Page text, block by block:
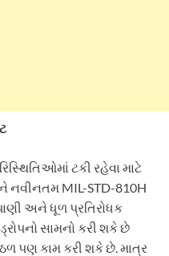
ટકી રહેવા માટે
નવીનતમ MIL-STD-810H
અને ધૂળ પ્રતિરોધક
સામનો કરી શકે છે
પણ કામ કરી શકે છે. માત્ર